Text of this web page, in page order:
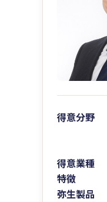
得意分野
得意業種
特徴
弥生製品